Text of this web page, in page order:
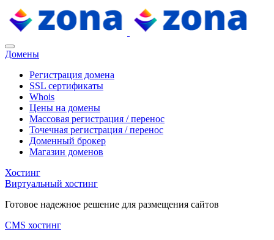
Домены
Регистрация домена
SSL сертификаты
Whois
Цены на домены
Массовая регистрация / перенос
Точечная регистрация / перенос
Доменный брокер
Магазин доменов
Хостинг
Виртуальный хостинг
Готовое надежное решение для размещения сайтов
CMS хостинг